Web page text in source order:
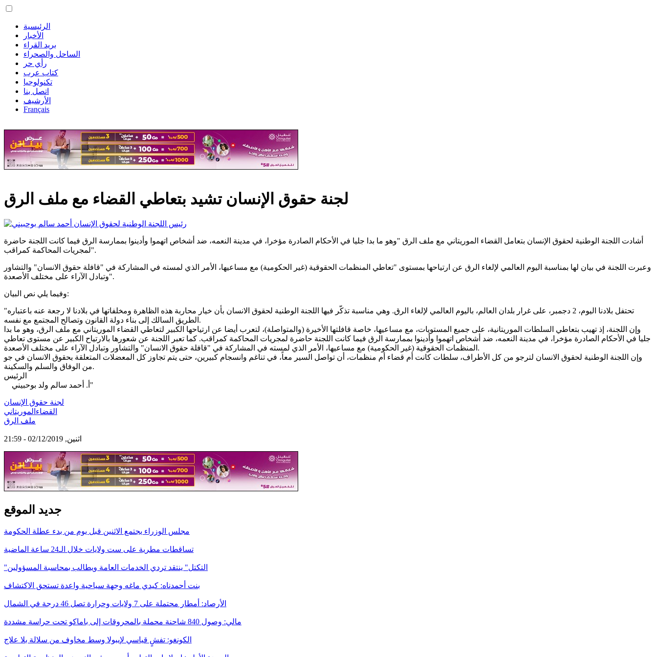
الرئيسية
الأخبار
بريد القراء
الساحل والصحراء
رأي حر
كتاب عرب
تكنولوجيا
اتصل بنا
الأرشيف
Français
لجنة حقوق الإنسان تشيد بتعاطي القضاء مع ملف الرق
أشادت اللجنة الوطنية لحقوق الإنسان بتعامل القضاء الموريتاني مع ملف الرق "وهو ما بدا جليا في الأحكام الصادرة مؤخرا، في مدينة النعمه، ضد أشخاص اتهموا وأدينوا بممارسة الرق فيما كانت اللجنة حاضرة
لمجريات المحاكمة كمراقب".
وعبرت اللجنة في بيان لها بمناسبة اليوم العالمي لإلغاء الرق عن ارتياحها بمستوى "تعاطي المنظمات الحقوقية (غير الحكومية) مع مساعيها، الأمر الذي لمسته في المشاركة في "قافلة حقوق الانسان" والتشاور
وتبادل الآراء على مختلف الأصعدة".
وفيما يلي نص البيان:
"تحتفل بلادنا اليوم، 2 دجمبر، على غرار بلدان العالم، باليوم العالمي لإلغاء الرق. وهي مناسبة تذكّر فيها اللجنة الوطنية لحقوق الانسان بأن خيار محاربة هذه الظاهرة ومخلفاتها في بلادنا لا رجعة عنه باعتباره
الطريق السالك إلى بناء دولة القانون وتصالح المجتمع مع نفسه.
وإن اللجنة، إذ تهيب بتعاطي السلطات الموريتانية، على جميع المستويات، مع مساعيها، خاصة قافلتها الأخيرة (والمتواصلة)، لتعرب أيضا عن ارتياحها الكبير لتعاطي القضاء الموريتاني مع ملف الرق، وهو ما بدا
جليا في الأحكام الصادرة مؤخرا، في مدينة النعمه، ضد أشخاص اتهموا وأدينوا بممارسة الرق فيما كانت اللجنة حاضرة لمجريات المحاكمة كمراقب. كما تعبر اللجنة عن شعورها بالارتياح الكبير عن مستوى تعاطي
المنظمات الحقوقية (غير الحكومية) مع مساعيها، الأمر الذي لمسته في المشاركة في "قافلة حقوق الانسان" والتشاور وتبادل الآراء على مختلف الأصعدة.
وإن اللجنة الوطنية لحقوق الانسان لترجو من كل الأطراف، سلطات كانت أم قضاء أم منظمات، أن تواصل السير معاً، في تناغم وانسجام كبيرين، حتى يتم تجاوز كل المعضلات المتعلقة بحقوق الانسان في جو
من الوفاق والسلم والسكينة.
الرئيس
أ‌. أحمد سالم ولد بوحبيني"
لجنة حقوق الإنسان
القضاءالموريتاني
ملف الرق
اثنين, 02/12/2019 - 21:59
جديد الموقع
مجلس الوزراء يجتمع الاثنين قبل يوم من بدء عطلة الحكومة
تساقطات مطرية على ست ولايات خلال الـ24 ساعة الماضية
"التكتل" ينتقد تردي الخدمات العامة ويطالب بمحاسبة المسؤولين
بنت أحمدناه: كيدي ماغه وجهة سياحية واعدة تستحق الاكتشاف
الأرصاد: أمطار محتملة على 7 ولايات وحرارة تصل 46 درجة في الشمال
مالي: وصول 840 شاحنة محملة بالمحروقات إلى باماكو تحت حراسة مشددة
الكونغو: تفشٍ قياسي لإيبولا وسط مخاوف من سلالة بلا علاج